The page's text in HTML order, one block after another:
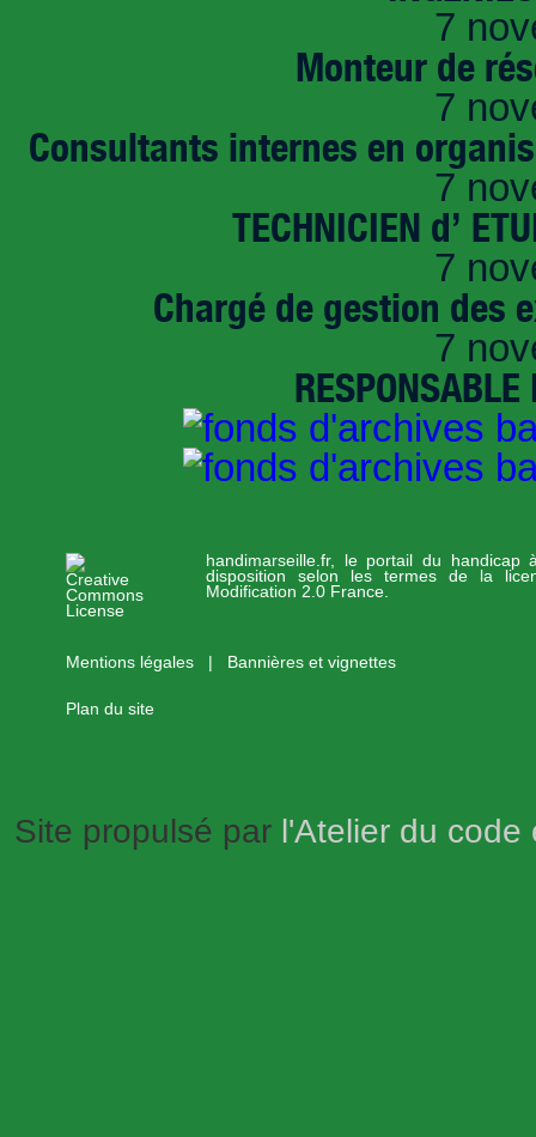
7
Monteur de
7
Consultants internes en
7
TECHNICIEN d’
7
Chargé de gestion des
7
handimarseille.fr, le portail du handicap
disposition selon les termes de la
Modification 2.0 France.
Mentions légales Bannières et vignettes
Plan du site
Site propulsé par l'Atelier du